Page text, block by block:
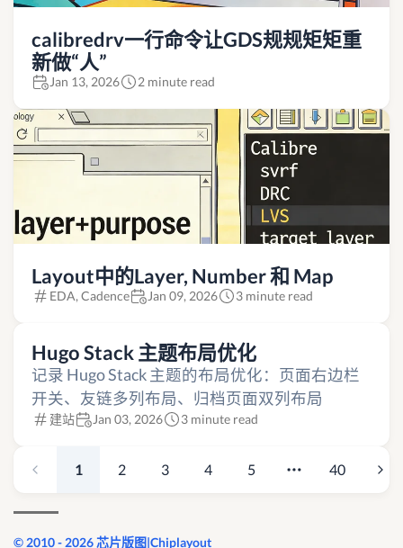
calibredrv一行命令让GDS规规矩矩重
新做“人”
Jan 13, 2026 2 minute read
Layout中的Layer, Number 和 Map
EDA, Cadence Jan 09, 2026 3 minute read
Hugo Stack 主题布局优化
记录 Hugo Stack 主题的布局优化：页面右边栏
开关、友链多列布局、归档页面双列布局
建站 Jan 03, 2026 3 minute read
1 2 3 4 5 40
© 2010 - 2026 芯片版图|Chiplayout